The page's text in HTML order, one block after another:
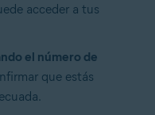
acceder a tus
el número de
que estás